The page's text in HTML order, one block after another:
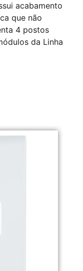
acabamento
que não
4 postos
da Linha